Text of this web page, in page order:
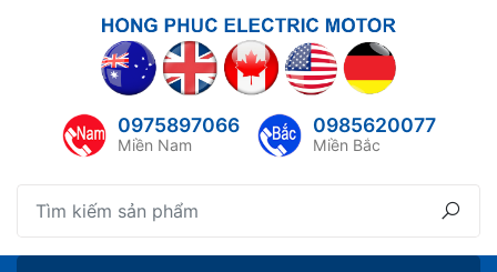
0975897066
Miền Nam
0985620077
Miền Bắc